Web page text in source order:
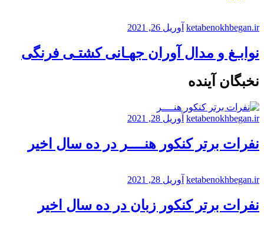
ketabenokhbegan.ir آوریل 26, 2021
نوابـغ و مدال آوران جهـانی کشتـی فرنگی
نخبگان آینده
ketabenokhbegan.ir آوریل 28, 2021
نفرات برتر کنکور هنــــر در ده سال اخیر
ketabenokhbegan.ir آوریل 28, 2021
نفرات برتر کنکور زبان در ده سال اخیر